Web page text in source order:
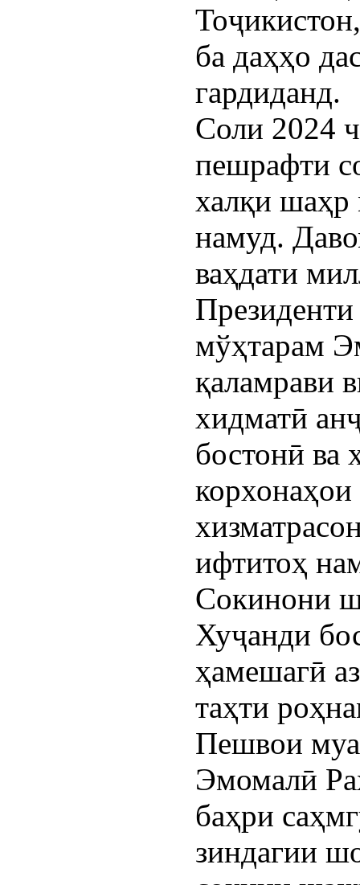
ба даҳҳо
гардиданд.
Соли 2024
пешрафти
халқи шаҳр
намуд.
ваҳдати
мўҳтарам
қаламрави
хидматӣ
бостонӣ ва
корхонаҳои
ифтитоҳ
Сокинони
Хуҷанди
ҳамешагӣ
таҳти
Пешвои
Эмомалӣ
баҳри
зиндагии